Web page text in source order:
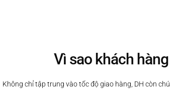
Vì sao khách
Không chỉ tập trung vào tốc độ giao hàng, DH còn